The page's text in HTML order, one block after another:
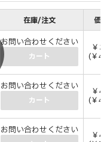
在庫/注文 価
お問い合わせください
カート
￥
(￥
お問い合わせください
カート
￥
(￥
お問い合わせください ￥